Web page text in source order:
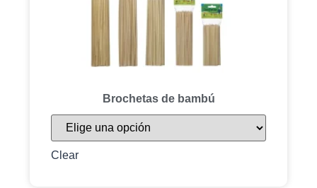
Brochetas de bambú
Clear